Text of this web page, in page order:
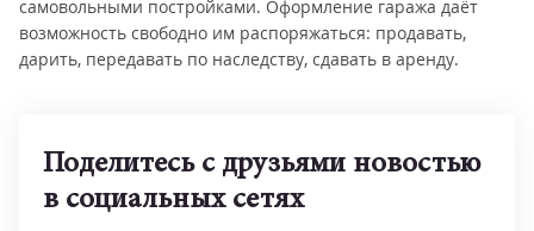
самовольными постройками. Оформление гаража даёт
возможность свободно им распоряжаться: продавать,
дарить, передавать по наследству, сдавать в аренду.
Поделитесь с друзьями новостью
в социальных сетях